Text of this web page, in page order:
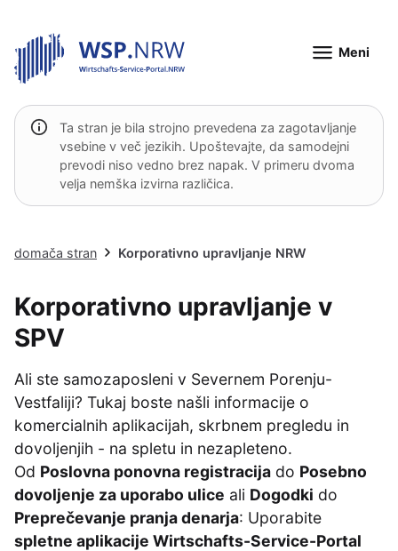
Meni
Ta stran je bila strojno prevedena za zagotavljanje
vsebine v več jezikih. Upoštevajte, da samodejni
prevodi niso vedno brez napak. V primeru dvoma
velja nemška izvirna različica.
domača stran Korporativno upravljanje NRW
Korporativno upravljanje v
SPV
Ali ste samozaposleni v Severnem Porenju-
Vestfaliji? Tukaj boste našli informacije o
komercialnih aplikacijah, skrbnem pregledu in
dovoljenjih - na spletu in nezapleteno.
Od Poslovna ponovna registracija do Posebno
dovoljenje za uporabo ulice ali Dogodki do
Preprečevanje pranja denarja: Uporabite
spletne aplikacije Wirtschafts-Service-Portal